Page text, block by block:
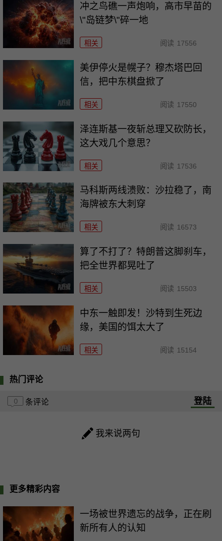
冲之鸟礁一声炮响，高市早苗的
\"岛链梦\"碎一地
相关 阅读 17556
美伊停火是幌子？穆杰塔巴回
信，把中东棋盘掀了
相关 阅读 17550
泽连斯基一夜斩总理又砍防长，
这大戏几个意思？
相关 阅读 17536
马科斯两线溃败：沙拉稳了，南
海牌被东大刺穿
相关 阅读 16573
算了不打了？特朗普这脚刹车，
把全世界都晃吐了
相关 阅读 15503
中东一触即发！沙特到生死边
缘，美国的饵太大了
相关 阅读 15154
热门评论
0 条评论 登陆
我来说两句
更多精彩内容
一场被世界遗忘的战争，正在刷
新所有人的认知